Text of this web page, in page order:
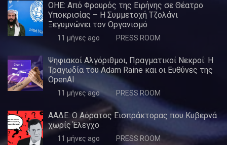
ΟΗΕ: Από Φρουρός της Ειρήνης σε Θέατρο
Υποκρισίας – Η Συμμετοχή Τζολάνι
Ξεγυμνώνει τον Οργανισμό
11 μήνες ago PRESS ROOM
Ψηφιακοί Αλγόριθμοι, Πραγματικοί Νεκροί: Η
Τραγωδία του Adam Raine και οι Ευθύνες της
OpenAI
11 μήνες ago PRESS ROOM
ΑΑΔΕ: Ο Αόρατος Εισπράκτορας που Κυβερνά
χωρίς Έλεγχο
11 μήνες ago PRESS ROOM